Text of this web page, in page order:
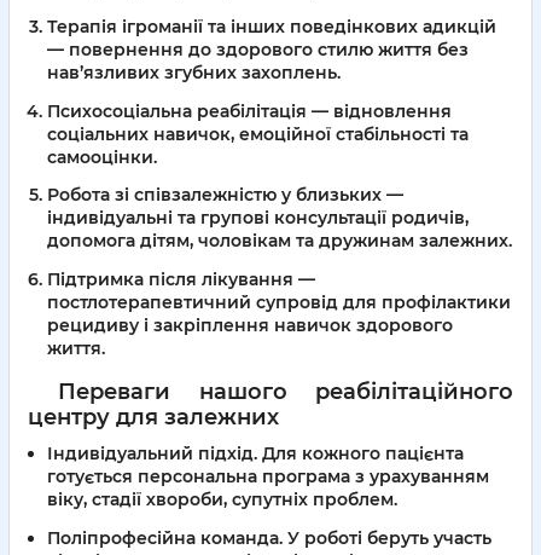
Терапія ігроманії та інших поведінкових адикцій
— повернення до здорового стилю життя без
нав’язливих згубних захоплень.
Психосоціальна реабілітація — відновлення
соціальних навичок, емоційної стабільності та
самооцінки.
Робота зі співзалежністю у близьких —
індивідуальні та групові консультації родичів,
допомога дітям, чоловікам та дружинам залежних.
Підтримка після лікування —
постлотерапевтичний супровід для профілактики
рецидиву і закріплення навичок здорового
життя.
Переваги нашого реабілітаційного
центру для залежних
Індивідуальний підхід. Для кожного пацієнта
готується персональна програма з урахуванням
віку, стадії хвороби, супутніх проблем.
Поліпрофесійна команда. У роботі беруть участь